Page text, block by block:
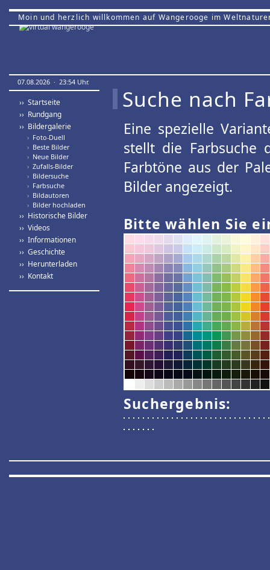
Moin und herzlich willkommen auf Wangerooge im
07.08.2026 · 23:54 Uhr.
›› Startseite
›› Rundgang
›› Bildergalerie
› Foto-Duell
› Beste Bilder
› Neue Bilder
› Zufalls-Bilder
› Bildersuche
› Farbsuche
› Bildautoren
› Bilder hochladen
›› Historische Bilder
›› Videos
›› Informationen
›› Geschichte
›› Herunterladen
›› Kontakt
Suche nach
Eine spezielle
stellt die Farbsuche
Farbtöne aus der
Bilder angezeigt.
Bitte wählen Sie
Suchergebnis: